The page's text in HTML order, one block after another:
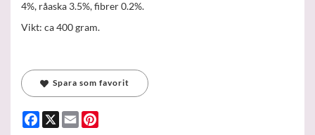
4%, råaska 3.5%, fibrer 0.2%.
Vikt: ca 400 gram.
Spara som favorit
Facebook
X Email